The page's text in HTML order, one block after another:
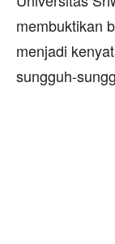
membuktikan
menjadi
sungguh-